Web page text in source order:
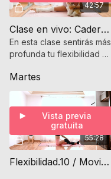
42:57
Clase en vivo: Cadera Flexible
En esta clase sentirás más
profunda tu flexibilidad en
principalmente enfocada
a apertura cadera.
Martes
55:28
Vista previa
gratuita
Flexibilidad.10 / Movimiento de rotación, apertura y extension